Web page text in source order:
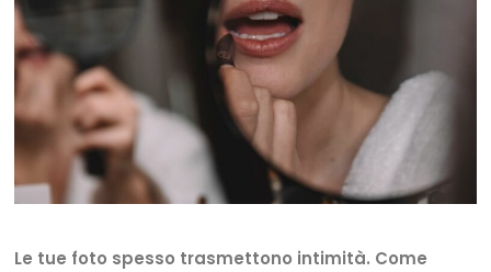
Le tue foto spesso trasmettono intimità. Come